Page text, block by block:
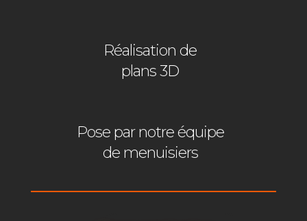
Réalisation de
plans 3D
Pose par notre équipe
de menuisiers